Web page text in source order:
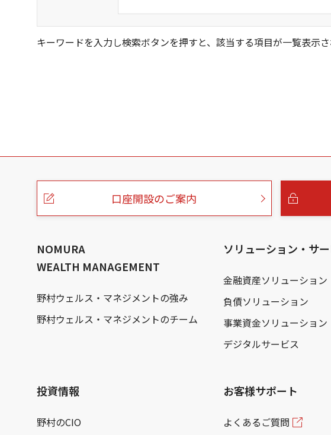
キーワードを入力し検索ボタンを押すと、該当する項目が一覧表示さ
こ
口座開設のご案内
NOMURA
WEALTH MANAGEMENT
野村ウェルス・マネジメントの強み
野村ウェルス・マネジメントのチーム
ソリューション・サ
金融資産ソリューション
負債ソリューション
事業資金ソリューション
デジタルサービス
投資情報
野村のCIO
お客様サポート
よくあるご質問